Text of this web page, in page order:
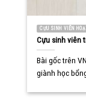
CỰU SINH VIÊN
Cựu sinh viên
Bài gốc trên
giành học